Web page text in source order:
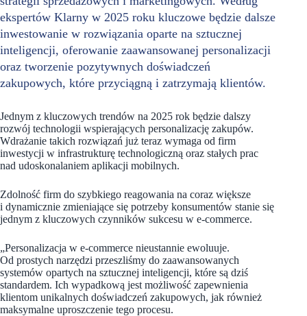
ekspertów Klarny w 2025 roku kluczowe będzie dalsze
inwestowanie w rozwiązania oparte na sztucznej
inteligencji, oferowanie zaawansowanej personalizacji
oraz tworzenie pozytywnych doświadczeń
zakupowych, które przyciągną i zatrzymają klientów.
Jednym z kluczowych trendów na 2025 rok będzie dalszy
rozwój technologii wspierających personalizację zakupów.
Wdrażanie takich rozwiązań już teraz wymaga od firm
inwestycji w infrastrukturę technologiczną oraz stałych prac
nad udoskonalaniem aplikacji mobilnych.
Zdolność firm do szybkiego reagowania na coraz większe
i dynamicznie zmieniające się potrzeby konsumentów stanie się
jednym z kluczowych czynników sukcesu w e-commerce.
„Personalizacja w e-commerce nieustannie ewoluuje.
Od prostych narzędzi przeszliśmy do zaawansowanych
systemów opartych na sztucznej inteligencji, które są dziś
standardem. Ich wypadkową jest możliwość zapewnienia
klientom unikalnych doświadczeń zakupowych, jak również
maksymalne uproszczenie tego procesu.